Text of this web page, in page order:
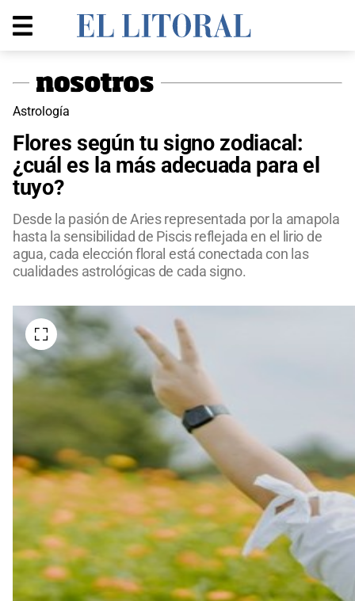
Astrología
Flores según tu signo zodiacal:
¿cuál es la más adecuada para el
tuyo?
Desde la pasión de Aries representada por la amapola
hasta la sensibilidad de Piscis reflejada en el lirio de
agua, cada elección floral está conectada con las
cualidades astrológicas de cada signo.